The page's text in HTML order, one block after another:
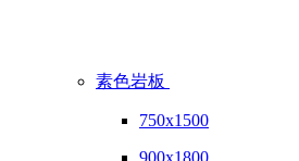
素色岩板
750x1500
900x1800